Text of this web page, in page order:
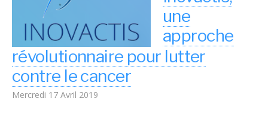
une
approche
révolutionnaire pour lutter
contre le cancer
Mercredi 17 Avril 2019